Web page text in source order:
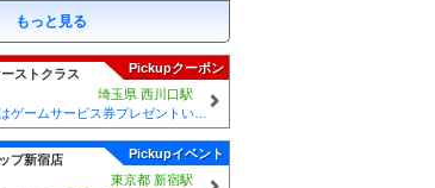
もっと見る
Pickupクーポン
ストクラス
埼玉県 西川口駅
Pickupイベント
プ新宿店
東京都 新宿駅